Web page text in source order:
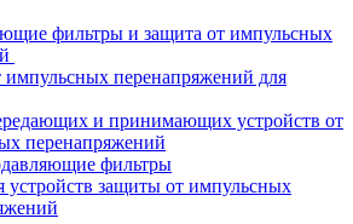
фильтры и защита от импульсных
импульсных перенапряжений для
и принимающих устройств от
перенапряжений
фильтры
устройств защиты от импульсных